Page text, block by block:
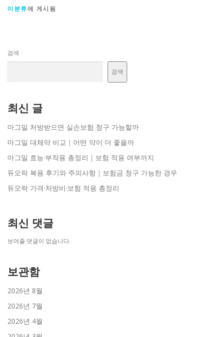
미분류에 게시됨
검색
검색
최신 글
마그밀 처방받으면 실손보험 청구 가능할까
마그밀 대체약 비교｜어떤 약이 더 좋을까
마그밀 효능·부작용 총정리｜보험 적용 여부까지
듀오락 복용 후기와 주의사항｜보험금 청구 가능한 경우
듀오락 가격·처방비·보험 적용 총정리
최신 댓글
보여줄 댓글이 없습니다.
보관함
2026년 8월
2026년 7월
2026년 4월